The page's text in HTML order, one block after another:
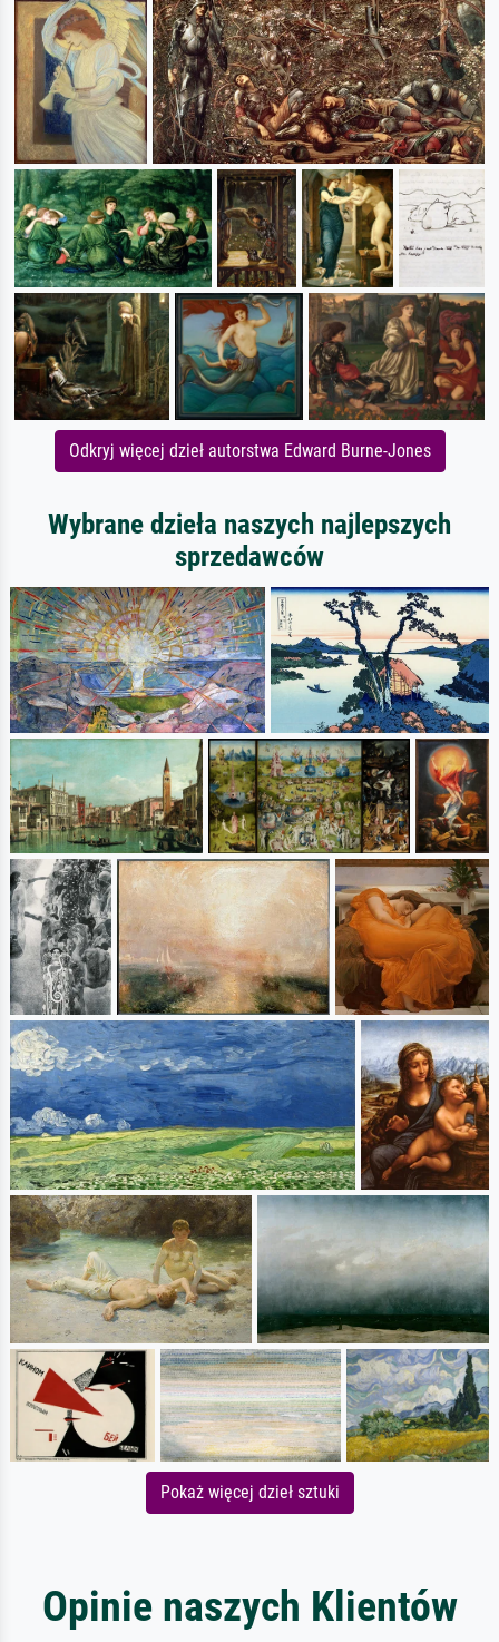
Odkryj więcej dzieł autorstwa Edward Burne-Jones
Wybrane dzieła naszych najlepszych
sprzedawców
Pokaż więcej dzieł sztuki
Opinie naszych Klientów